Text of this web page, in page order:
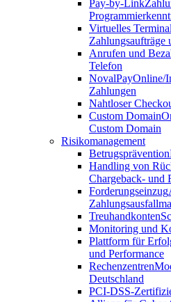
Pay-by-Link
Virtuelles
Zahlungsaufträge
Anrufen und
Telefon
NovalPayOnline/
Zahlungen
Nahtloser
Custom Domain
Custom Domain
Risikomanagement
Betrugsprävention
Handling von
Chargeback- und
Forderungseinzug
Treuhandkonten
Monitoring und
Plattform für
und Performance
Rechenzentren
Deutschland
PCI-DSS-